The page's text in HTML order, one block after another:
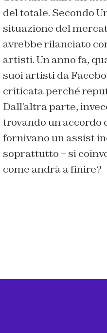
del totale. Secondo
situazione del
avrebbe rilanciato
artisti. Un anno fa,
suoi artisti da
criticata perché
Dall’altra parte,
trovando un
fornivano un assist
soprattutto – si
come andrà a finire?